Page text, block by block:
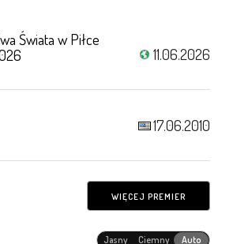
Świata w Piłce
11.06.2026
17.06.2010
WIĘCEJ PREMIER
Jasny Ciemny Auto